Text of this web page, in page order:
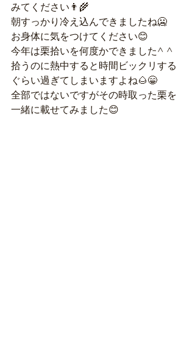
みてください👨‍🌾
朝すっかり冷え込んできましたね🥶
お身体に気をつけてください😊
今年は栗拾いを何度かできました^ ^
拾うのに熱中すると時間ビックリする
ぐらい過ぎてしまいますよね🌰😁
全部ではないですがその時取った栗を
一緒に載せてみました😊